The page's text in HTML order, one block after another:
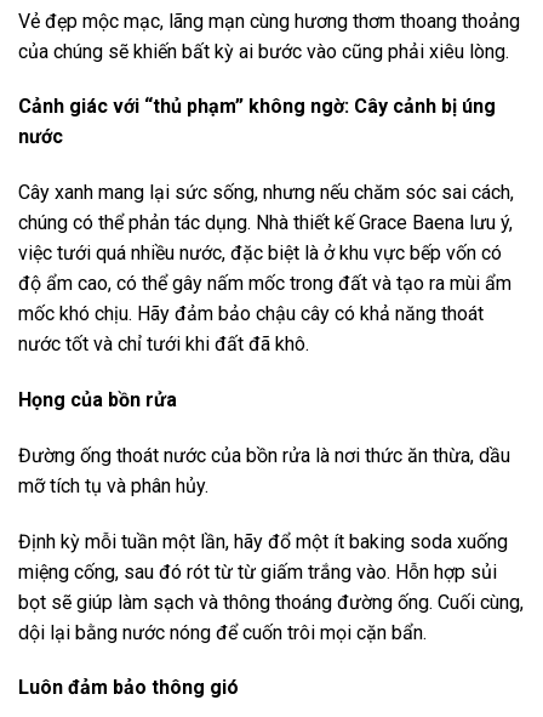
Vẻ đẹp mộc mạc, lãng mạn cùng hương thơm thoang thoảng
của chúng sẽ khiến bất kỳ ai bước vào cũng phải xiêu lòng.
Cảnh giác với “thủ phạm” không ngờ: Cây cảnh bị úng
nước
Cây xanh mang lại sức sống, nhưng nếu chăm sóc sai cách,
chúng có thể phản tác dụng. Nhà thiết kế Grace Baena lưu ý,
việc tưới quá nhiều nước, đặc biệt là ở khu vực bếp vốn có
độ ẩm cao, có thể gây nấm mốc trong đất và tạo ra mùi ẩm
mốc khó chịu. Hãy đảm bảo chậu cây có khả năng thoát
nước tốt và chỉ tưới khi đất đã khô.
Họng của bồn rửa
Đường ống thoát nước của bồn rửa là nơi thức ăn thừa, dầu
mỡ tích tụ và phân hủy.
Định kỳ mỗi tuần một lần, hãy đổ một ít baking soda xuống
miệng cống, sau đó rót từ từ giấm trắng vào. Hỗn hợp sủi
bọt sẽ giúp làm sạch và thông thoáng đường ống. Cuối cùng,
dội lại bằng nước nóng để cuốn trôi mọi cặn bẩn.
Luôn đảm bảo thông gió